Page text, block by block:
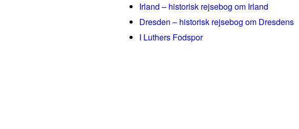
Irland – historisk rejsebog om Irland
Dresden – historisk rejsebog om Dresdens
I Luthers Fodspor